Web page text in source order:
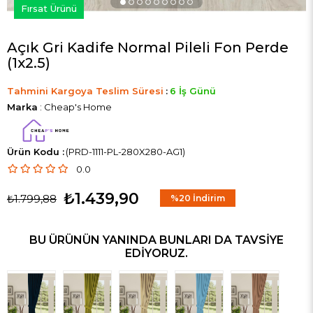
Fırsat Ürünü
Açık Gri Kadife Normal Pileli Fon Perde
(1x2.5)
Tahmini Kargoya Teslim Süresi : 6 İş Günü
Marka : Cheap's Home
(PRD-1111-PL-280X280-AG1)
0.0
₺1.799,88 ₺1.439,90 %20 İndirim
BU ÜRÜNÜN YANINDA BUNLARI DA TAVSIYE
EDIYORUZ.